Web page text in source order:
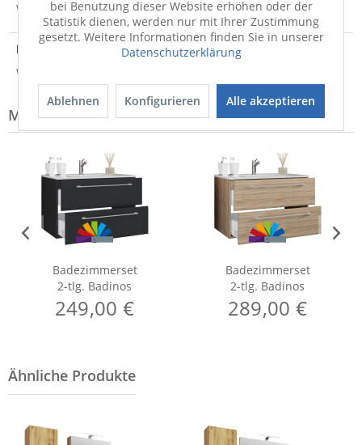
Weitere Informationen zum Versand...
Hersteller
Weitere Informationen zum Hersteller...
Modell-Familie: BADINOS
Badezimmerset
2-tlg. Badinos
249,00 €
Badezimmerset
2-tlg. Badinos
289,00 €
bei Benutzung dieser Website erhöhen oder der
Statistik dienen, werden nur mit Ihrer Zustimmung
gesetzt. Weitere Informationen finden Sie in unserer
Datenschutzerklärung
Ablehnen Konfigurieren Alle akzeptieren